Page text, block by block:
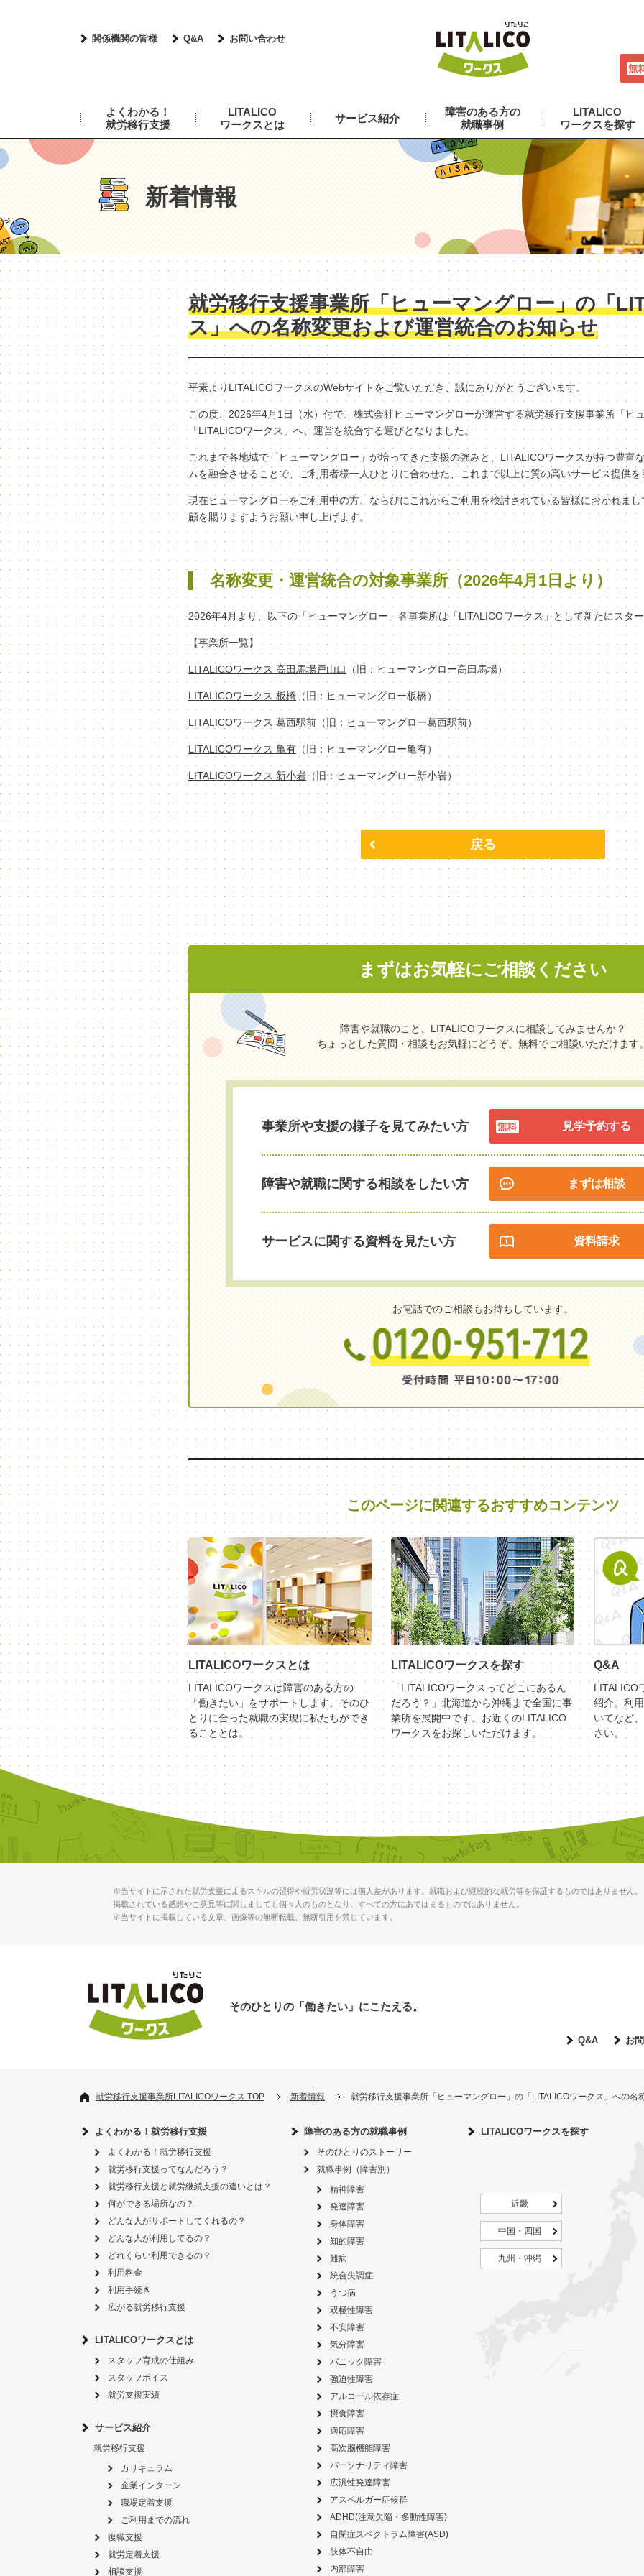
関係機関の皆様 Q&A お問い合わせ
よくわかる！
就労移行支援
LITALICO
ワークスとは
サービス紹介
障害のある方の
就職事例
LITALICO
ワークスを探す
新着情報
就労移行支援事業所「ヒューマングロー」の「
ス」への名称変更および運営統合のお知らせ
平素よりLITALICOワークスのWebサイトをご覧いただき、誠にありがとうございます。
この度、2026年4月1日（水）付で、株式会社ヒューマングローが運営する就労移行支援事業所「ヒ
「LITALICOワークス」へ、運営を統合する運びとなりました。
これまで各地域で「ヒューマングロー」が培ってきた支援の強みと、LITALICOワークスが持つ豊富
ムを融合させることで、ご利用者様一人ひとりに合わせた、これまで以上に質の高いサービス提供
現在ヒューマングローをご利用中の方、ならびにこれからご利用を検討されている皆様におかれま
顧を賜りますようお願い申し上げます。
名称変更・運営統合の対象事業所（2026年4月1日より）
2026年4月より、以下の「ヒューマングロー」各事業所は「LITALICOワークス」として新たにスタ
【事業所一覧】
LITALICOワークス 高田馬場戸山口 （旧：ヒューマングロー高田馬場）
LITALICOワークス 板橋 （旧：ヒューマングロー板橋）
LITALICOワークス 葛西駅前（旧：ヒューマングロー葛西駅前）
LITALICOワークス 亀有 （旧：ヒューマングロー亀有）
LITALICOワークス 新小岩（旧：ヒューマングロー新小岩）
戻る
まずはお気軽にご相談ください
障害や就職のこと、LITALICOワークスに相談してみませんか？
ちょっとした質問・相談もお気軽にどうぞ。無料でご相談いただけます
事業所や支援の様子を見てみたい方 見学予約する
障害や就職に関する相談をしたい方 まずは相談
サービスに関する資料を見たい方 資料請求
お電話でのご相談もお待ちしています。
このページに関連するおすすめコンテンツ
LITALICOワークスとは
LITALICOワークスは障害のある方の
「働きたい」をサポートします。そのひ
とりに合った就職の実現に私たちができ
ることとは。
LITALICOワークスを探す
「LITALICOワークスってどこにあるん
だろう？」北海道から沖縄まで全国に事
業所を展開中です。お近くのLITALICO
ワークスをお探しいただけます。
Q&A
LITALICO
紹介。利
いてなど
さい。
※当サイトに示された就労支援によるスキルの習得や就労状況等には個人差があります。就職および継続的な就労等を保証するものではありません。
掲載されている感想やご意見等に関しましても個々人のものとなり、すべての方にあてはまるものではありません。
※当サイトに掲載している文章、画像等の無断転載、無断引用を禁じています。
そのひとりの「働きたい」にこたえる。
Q&A お
就労移行支援事業所LITALICOワークス TOP 新着情報 就労移行支援事業所「ヒューマングロー」の「LITALICOワークス」への名
よくわかる！就労移行支援
よくわかる！就労移行支援
就労移行支援ってなんだろう？
就労移行支援と就労継続支援の違いとは？
何ができる場所なの？
どんな人がサポートしてくれるの？
どんな人が利用してるの？
どれくらい利用できるの？
利用料金
利用手続き
広がる就労移行支援
LITALICOワークスとは
スタッフ育成の仕組み
スタッフボイス
就労支援実績
サービス紹介
就労移行支援
カリキュラム
企業インターン
職場定着支援
ご利用までの流れ
復職支援
就労定着支援
相談支援
障害のある方の就職事例
そのひとりのストーリー
就職事例（障害別）
精神障害
発達障害
身体障害
知的障害
難病
統合失調症
うつ病
双極性障害
不安障害
気分障害
パニック障害
強迫性障害
アルコール依存症
摂食障害
適応障害
高次脳機能障害
パーソナリティ障害
広汎性発達障害
アスペルガー症候群
ADHD(注意欠陥・多動性障害)
自閉症スペクトラム障害(ASD)
肢体不自由
内部障害
LITALICOワークスを探す
近畿
中国・四国
九州・沖縄